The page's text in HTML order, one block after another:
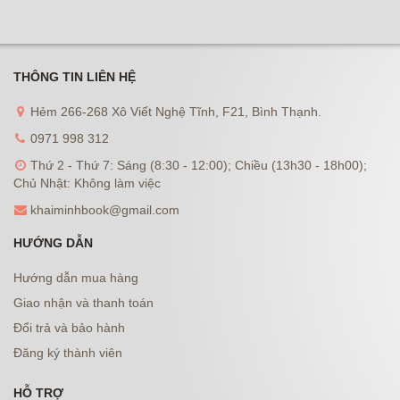
THÔNG TIN LIÊN HỆ
Hẻm 266-268 Xô Viết Nghệ Tĩnh, F21, Bình Thạnh.
0971 998 312
Thứ 2 - Thứ 7: Sáng (8:30 - 12:00); Chiều (13h30 - 18h00);
Chủ Nhật: Không làm việc
khaiminhbook@gmail.com
HƯỚNG DẪN
Hướng dẫn mua hàng
Giao nhận và thanh toán
Đổi trả và bảo hành
Đăng ký thành viên
HỖ TRỢ